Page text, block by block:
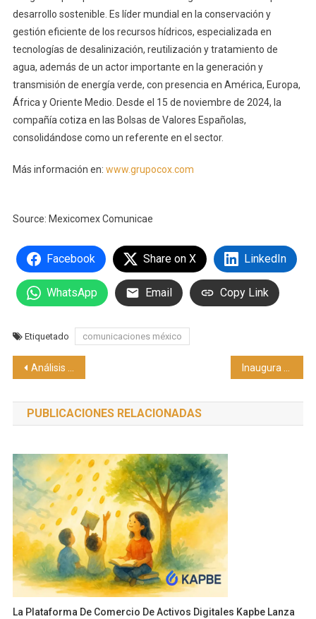
desarrollo sostenible. Es líder mundial en la conservación y
gestión eficiente de los recursos hídricos, especializada en
tecnologías de desalinización, reutilización y tratamiento de
agua, además de un actor importante en la generación y
transmisión de energía verde, con presencia en América, Europa,
África y Oriente Medio. Desde el 15 de noviembre de 2024, la
compañía cotiza en las Bolsas de Valores Españolas,
consolidándose como un referente en el sector.
Más información en: www.grupocox.com
Source: Mexicomex Comunicae
Facebook Share on X LinkedIn
WhatsApp Email Copy Link
Etiquetado comunicaciones méxico
Navegación
de
entradas
Análisis de BonusFinder: Isaac Toro se sitúa entre los Top 20 ciclistas más exitosos de Latinoamérica
PUBLICACIONES RELACIONADAS
La Plataforma De Comercio De Activos Digitales Kapbe Lanza